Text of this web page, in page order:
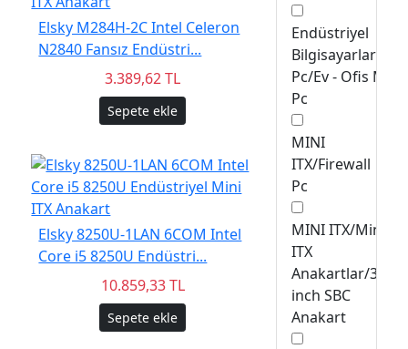
Endüstriyel
Bilgisayarlar/
Pc/Ev - Ofis Mini
Pc
MINI
ITX/Firewall
Pc
MINI ITX/Mini
ITX
Anakartlar/3.5
inch SBC
Anakart
Elsky M284H-2C Intel Celeron
N2840 Fansız Endüstri...
3.389,62 TL
Sepete ekle
Elsky 8250U-1LAN 6COM Intel
Core i5 8250U Endüstri...
10.859,33 TL
Sepete ekle